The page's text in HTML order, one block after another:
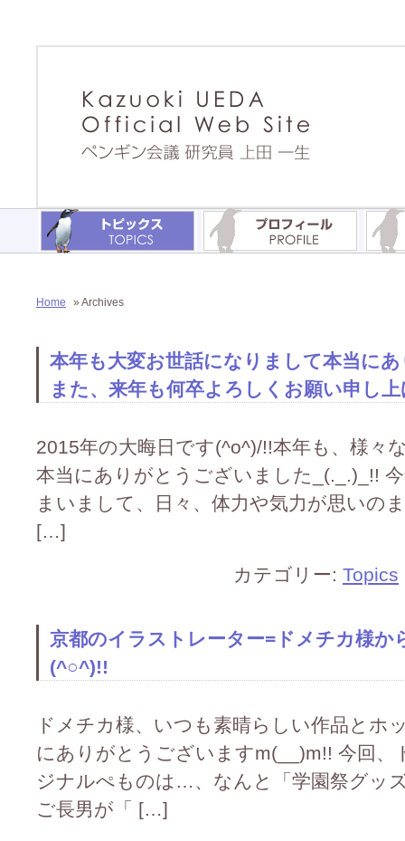
Home » Archives
本年も大変お世話になりまして本当に
また、来年も何卒よろしくお願い申し
2015年の大晦日です(^o^)/!!本年も、様々
本当にありがとうございました_(._.)_!!
まいまして、日々、体力や気力が思いの
[…]
カテゴリー: Topics
京都のイラストレーター=ドメチカ様か
(^○^)!!
ドメチカ様、いつも素晴らしい作品とホ
にありがとうございますm(__)m!! 今回
ジナルぺものは…、なんと「学園祭グッ
ご長男が「 […]